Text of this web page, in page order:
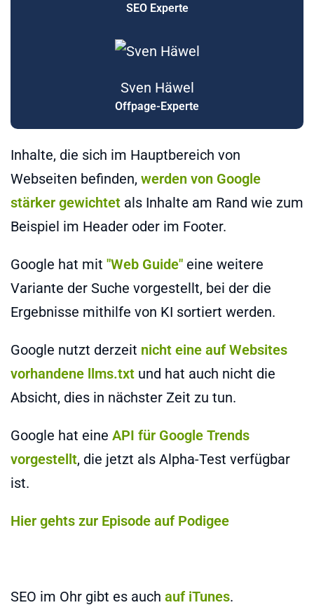
SEO Experte
Sven Häwel
Offpage-Experte
Inhalte, die sich im Hauptbereich von
Webseiten befinden, werden von Google
stärker gewichtet als Inhalte am Rand wie zum
Beispiel im Header oder im Footer.
Google hat mit "Web Guide" eine weitere
Variante der Suche vorgestellt, bei der die
Ergebnisse mithilfe von KI sortiert werden.
Google nutzt derzeit nicht eine auf Websites
vorhandene llms.txt und hat auch nicht die
Absicht, dies in nächster Zeit zu tun.
Google hat eine API für Google Trends
vorgestellt, die jetzt als Alpha-Test verfügbar
ist.
Hier gehts zur Episode auf Podigee
SEO im Ohr gibt es auch auf iTunes.